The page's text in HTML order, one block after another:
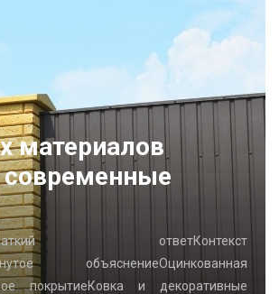
материалов
ответКонтекст
объяснениеОцинкованная
покрытиеКовка и декоративные